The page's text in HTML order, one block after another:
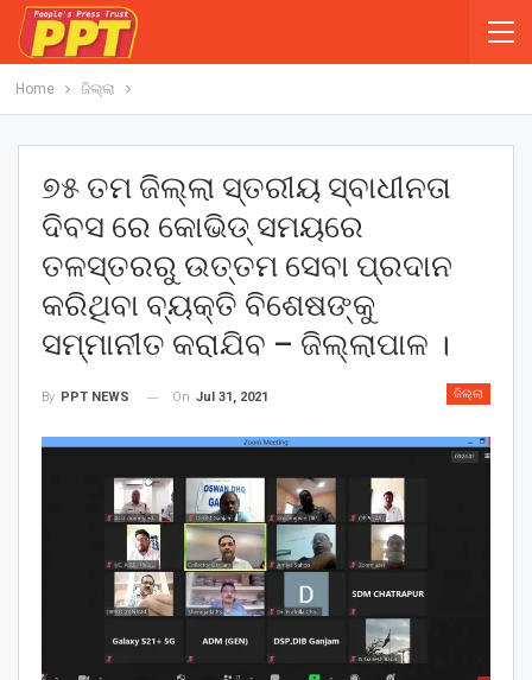
Home ଜିଲ୍ଲା
୭୫ ତମ ଜିଲ୍ଲା ସ୍ତରୀୟ ସ୍ବାଧୀନତା
ଦିବସ ରେ କୋଭିଡ୍ ସମୟରେ
ତଳସ୍ତରରୁ ଉତ୍ତମ ସେବା ପ୍ରଦାନ
କରିଥିବା ବ୍ୟକ୍ତି ବିଶେଷଙ୍କୁ
ସମ୍ମାନୀତ କରାଯିବ – ଜିଲ୍ଲାପାଳ ।
ଜିଲ୍ଲା
By PPT NEWS On Jul 31, 2021